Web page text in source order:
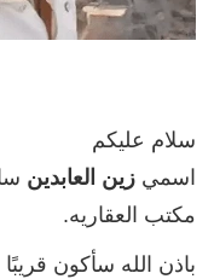
سلام علیکم
اسمي زين العابدين
مكتب العقاريه.
باذن الله سأكون